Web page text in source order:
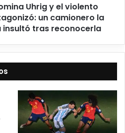
Uhrig y el violento
un camionero la
insultó tras reconocerla